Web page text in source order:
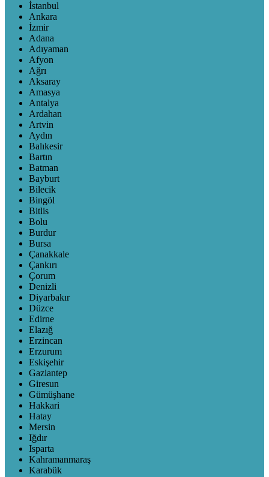
İstanbul
Ankara
İzmir
Adana
Adıyaman
Afyon
Ağrı
Aksaray
Amasya
Antalya
Ardahan
Artvin
Aydın
Balıkesir
Bartın
Batman
Bayburt
Bilecik
Bingöl
Bitlis
Bolu
Burdur
Bursa
Çanakkale
Çankırı
Çorum
Denizli
Diyarbakır
Düzce
Edirne
Elazığ
Erzincan
Erzurum
Eskişehir
Gaziantep
Giresun
Gümüşhane
Hakkari
Hatay
Mersin
Iğdır
Isparta
Kahramanmaraş
Karabük